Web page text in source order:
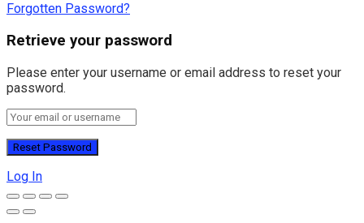
Forgotten Password?
Retrieve your password
Please enter your username or email address to reset your
password.
Log In